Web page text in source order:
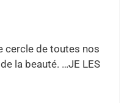
cercle de toutes nos
la beauté. …JE LES